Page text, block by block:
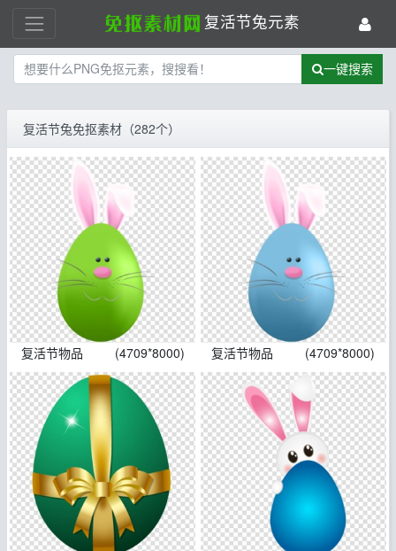
复活节兔元素
一键搜索
复活节兔免抠素材（282个）
复活节物品 (4709*8000) 复活节物品 (4709*8000)